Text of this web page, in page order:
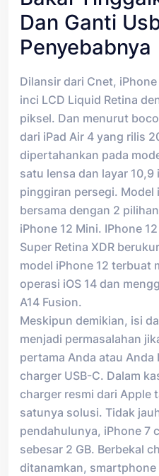
Dan Ganti
Penyebabnya
Dilansir dari Cnet,
inci LCD Liquid Retina
piksel. Dan menurut
dari iPad Air 4 yang rilis
dipertahankan pada
satu lensa dan layar
pinggiran persegi. Model
bersama dengan 2
iPhone 12 Mini. IPhone
Super Retina XDR
model iPhone 12 terbuat
operasi iOS 14 dan
A14 Fusion.
Meskipun demikian, isi
menjadi permasalahan
pertama Anda atau Anda
charger USB-C. Dalam
charger resmi dari Apple
satunya solusi. Tidak
pendahulunya, iPhone 7
sebesar 2 GB. Berbekal
ditanamkan,